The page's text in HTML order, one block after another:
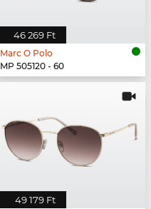
46 269 Ft
Marc O Polo
MP 505120 - 60
49 179 Ft